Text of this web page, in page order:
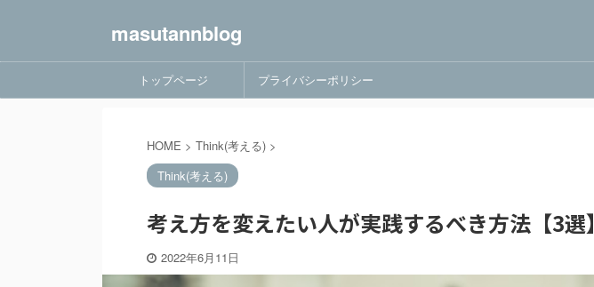
masutannblog
トップページ プライバシーポリシー
HOME > Think(考える) >
Think(考える)
考え方を変えたい人が実践するべき方法【3選】
2022年6月11日